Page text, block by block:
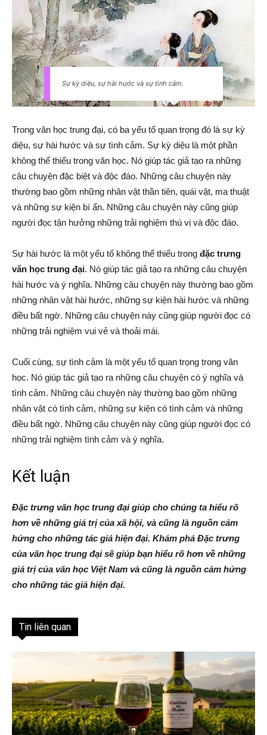
Sự kỳ diệu, sự hài hước và sự tình cảm.
Trong văn học trung đại, có ba yếu tố quan trọng đó là sự kỳ
diệu, sự hài hước và sự tình cảm. Sự kỳ diệu là một phần
không thể thiếu trong văn học. Nó giúp tác giả tạo ra những
câu chuyện đặc biệt và độc đáo. Những câu chuyện này
thường bao gồm những nhân vật thần tiên, quái vật, ma thuật
và những sự kiện bí ẩn. Những câu chuyện này cũng giúp
người đọc tận hưởng những trải nghiệm thú vị và độc đáo.
Sự hài hước là một yếu tố không thể thiếu trong đặc trưng
văn học trung đại. Nó giúp tác giả tạo ra những câu chuyện
hài hước và ý nghĩa. Những câu chuyện này thường bao gồm
những nhân vật hài hước, những sự kiện hài hước và những
điều bất ngờ. Những câu chuyện này cũng giúp người đọc có
những trải nghiệm vui vẻ và thoải mái.
Cuối cùng, sự tình cảm là một yếu tố quan trọng trong văn
học. Nó giúp tác giả tạo ra những câu chuyện có ý nghĩa và
tình cảm. Những câu chuyện này thường bao gồm những
nhân vật có tình cảm, những sự kiện có tình cảm và những
điều bất ngờ. Những câu chuyện này cũng giúp người đọc có
những trải nghiệm tình cảm và ý nghĩa.
Kết luận
Đặc trưng văn học trung đại giúp cho chúng ta hiểu rõ
hơn về những giá trị của xã hội, và cũng là nguồn cảm
hứng cho những tác giả hiện đại. Khám phá Đặc trưng
của văn học trung đại sẽ giúp bạn hiểu rõ hơn về những
giá trị của văn học Việt Nam và cũng là nguồn cảm hứng
cho những tác giả hiện đại.
Tin liên quan